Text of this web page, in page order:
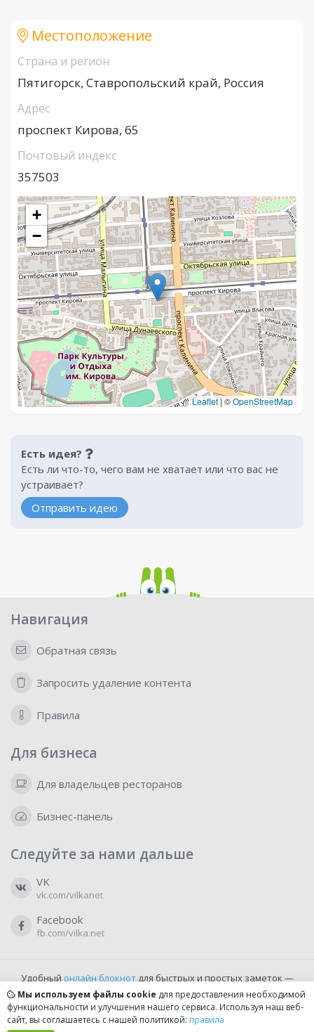
Местоположение
Страна и регион
Пятигорск, Ставропольский край, Россия
Адрес
проспект Кирова, 65
Почтовый индекс
357503
+
−
Leaflet | ©OpenStreetMap
Есть идея?
Есть ли что-то, чего вам не хватает или что вас не
устраивает?
Отправить идею
Навигация
Обратная связь
Запросить удаление контента
Правила
Для бизнеса
Для владельцев ресторанов
Бизнес-панель
Следуйте за нами дальше
VK
vk.com/vilkanet
Facebook
fb.com/vilka.net
Удобный онлайн блокнотдля быстрых и простых заметок —
бесплатно и доступно прямо из браузера.
Мы используем файлы cookie для предоставления необходимой
функциональности и улучшения нашего сервиса. Используя наш веб-
сайт, вы соглашаетесь с нашей политикой: правила